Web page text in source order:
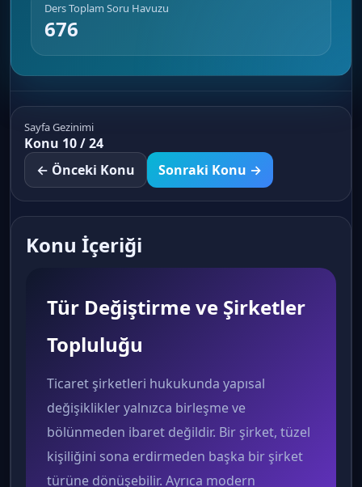
Ders Toplam Soru Havuzu
676
Sayfa Gezinimi
Konu 10 / 24
← Önceki Konu
Sonraki Konu →
Konu İçeriği
Tür Değiştirme ve Şirketler
Topluluğu
Ticaret şirketleri hukukunda yapısal
değişiklikler yalnızca birleşme ve
bölünmeden ibaret değildir. Bir şirket, tüzel
kişiliğini sona erdirmeden başka bir şirket
türüne dönüşebilir. Ayrıca modern